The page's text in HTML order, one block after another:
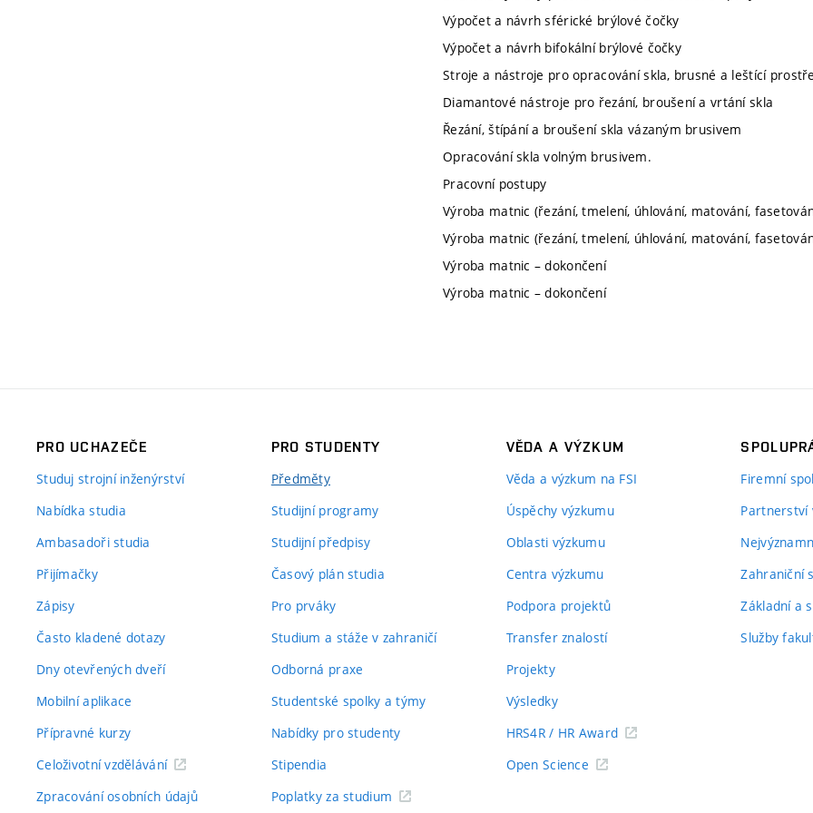
Výpočet a návrh sférické brýlové čočky
Výpočet a návrh bifokální brýlové čočky
Stroje a nástroje pro opracování skla, brusné a leštící
Diamantové nástroje pro řezání, broušení a vrtání skla
Řezání, štípání a broušení skla vázaným brusivem
Opracování skla volným brusivem.
Pracovní postupy
Výroba matnic (řezání, tmelení, úhlování, matování,
Výroba matnic (řezání, tmelení, úhlování, matování,
Výroba matnic – dokončení
Výroba matnic – dokončení
PRO UCHAZEČE
Studuj strojní inženýrství
Nabídka studia
Ambasadoři studia
Přijímačky
Zápisy
Často kladené dotazy
Dny otevřených dveří
Mobilní aplikace
Přípravné kurzy
Celoživotní vzdělávání
Zpracování osobních údajů
PRO STUDENTY
Předměty
Studijní programy
Studijní předpisy
Časový plán studia
Pro prváky
Studium a stáže v zahraničí
Odborná praxe
Studentské spolky a týmy
Nabídky pro studenty
Stipendia
Poplatky za studium
VĚDA A VÝZKUM
Věda a výzkum na FSI
Úspěchy výzkumu
Oblasti výzkumu
Centra výzkumu
Podpora projektů
Transfer znalostí
Projekty
Výsledky
HRS4R / HR Award
Open Science
Firemní
Partnerství
Zahraniční
Základní a
Služby